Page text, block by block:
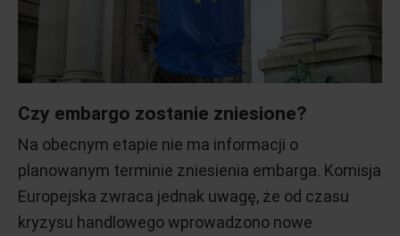
Czy embargo zostanie zniesione?
Na obecnym etapie nie ma informacji o
planowanym terminie zniesienia embarga. Komisja
Europejska zwraca jednak uwagę, że od czasu
kryzysu handlowego wprowadzono nowe